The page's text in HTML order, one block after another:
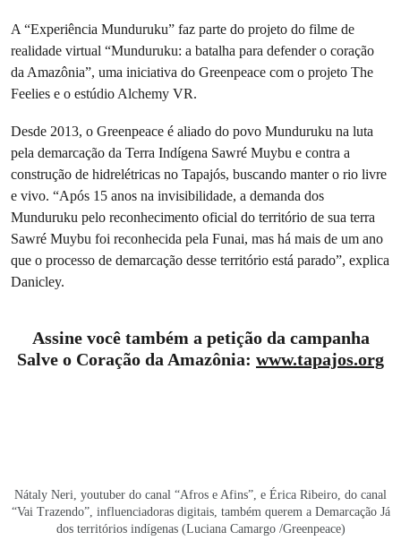
A “Experiência Munduruku” faz parte do projeto do filme de
realidade virtual “Munduruku: a batalha para defender o coração
da Amazônia”, uma iniciativa do Greenpeace com o projeto The
Feelies e o estúdio Alchemy VR.
Desde 2013, o Greenpeace é aliado do povo Munduruku na luta
pela demarcação da Terra Indígena Sawré Muybu e contra a
construção de hidrelétricas no Tapajós, buscando manter o rio livre
e vivo. “Após 15 anos na invisibilidade, a demanda dos
Munduruku pelo reconhecimento oficial do território de sua terra
Sawré Muybu foi reconhecida pela Funai, mas há mais de um ano
que o processo de demarcação desse território está parado”, explica
Danicley.
Assine você também a petição da campanha
Salve o Coração da Amazônia: www.tapajos.org
Nátaly Neri, youtuber do canal “Afros e Afins”, e Érica Ribeiro, do canal
“Vai Trazendo”, influenciadoras digitais, também querem a Demarcação Já
dos territórios indígenas (Luciana Camargo /Greenpeace)